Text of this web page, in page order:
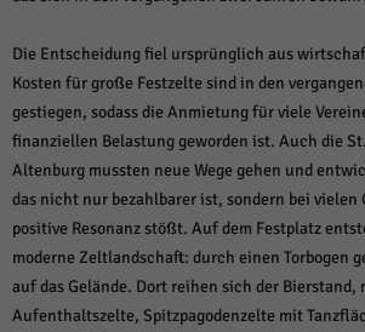
Die Entscheidung fiel ursprünglich aus
Kosten für große Festzelte sind in den
gestiegen, sodass die Anmietung für viele
finanziellen Belastung geworden ist. Auch die
Altenburg mussten neue Wege gehen und
das nicht nur bezahlbarer ist, sondern bei vielen
positive Resonanz stößt. Auf dem Festplatz
moderne Zeltlandschaft: durch einen Torbogen
auf das Gelände. Dort reihen sich der Bierstand,
Aufenthaltszelte, Spitzpagodenzelte mit
Alle akzeptieren Speichern
Zurück
Datenschutzeinstellungen
Essenziell (1)
Essenzielle Cookies ermöglichen grundlegende
einwandfreie Funktion der Website erforderlich.
Cookie-Informationen
Statistiken (1)